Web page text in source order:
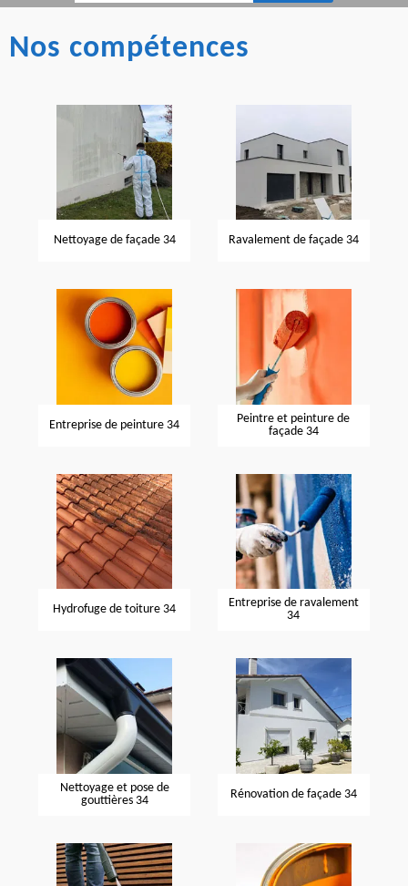
Nos compétences
Nettoyage de façade 34 Ravalement de façade 34
Entreprise de peinture 34
Peintre et peinture de
façade 34
Hydrofuge de toiture 34
Entreprise de ravalement
34
Nettoyage et pose de
gouttières 34
Rénovation de façade 34